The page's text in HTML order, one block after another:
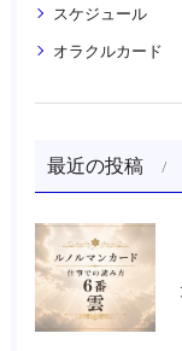
スケジュール
オラクルカード
最近の投稿